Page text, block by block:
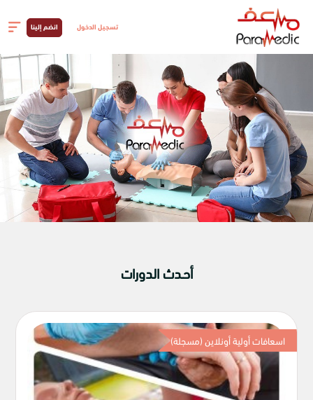
تسجيل الدخول انضم إلينا
(مسعف ) منصة متخصصة في تدريب وتعليم مهارات الإسعافات
الأولية تحت إشراف أمهر المدربين المعتمدين دوليا
سجل معنا الأن
أحـدث الدورات
اسعافات أولية أونلاين (مسجلة)